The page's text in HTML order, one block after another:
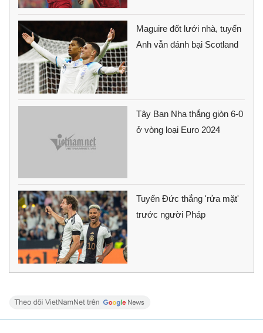
Maguire đốt lưới nhà, tuyển
Anh vẫn đánh bại Scotland
Tây Ban Nha thắng giòn 6-0
ở vòng loại Euro 2024
Tuyển Đức thắng 'rửa mặt'
trước người Pháp